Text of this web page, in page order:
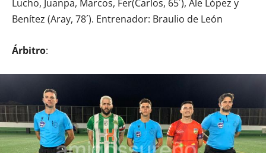
Lucho, Juanpa, Marcos, Fer(Carlos, 65´), Ale López y
Benítez (Aray, 78´). Entrenador: Braulio de León
Árbitro: